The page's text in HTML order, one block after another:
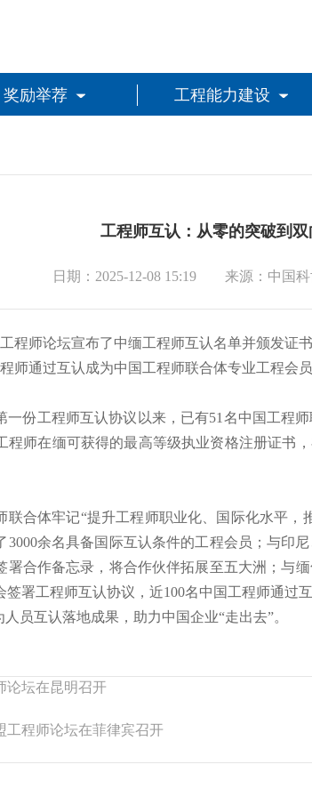
奖励举荐 工程能力建设
工程师互认：从零的突破到
日期：2025-12-08 15:19 来源：中国
程师论坛宣布了中缅工程师互认名单并颁发证
师通过互认成为中国工程师联合体专业工程会
一份工程师互认协议以来，已有51名中国工程
程师在缅可获得的最高等级执业资格注册证书
联合体牢记“提升工程师职业化、国际化水平
3000余名具备国际互认条件的工程会员；与印
署合作备忘录，将合作伙伴拓展至五大洲；与
签署工程师互认协议，近100名中国工程师通过
员互认落地成果，助力中国企业“走出去”。
论坛在昆明召开
工程师论坛在菲律宾召开